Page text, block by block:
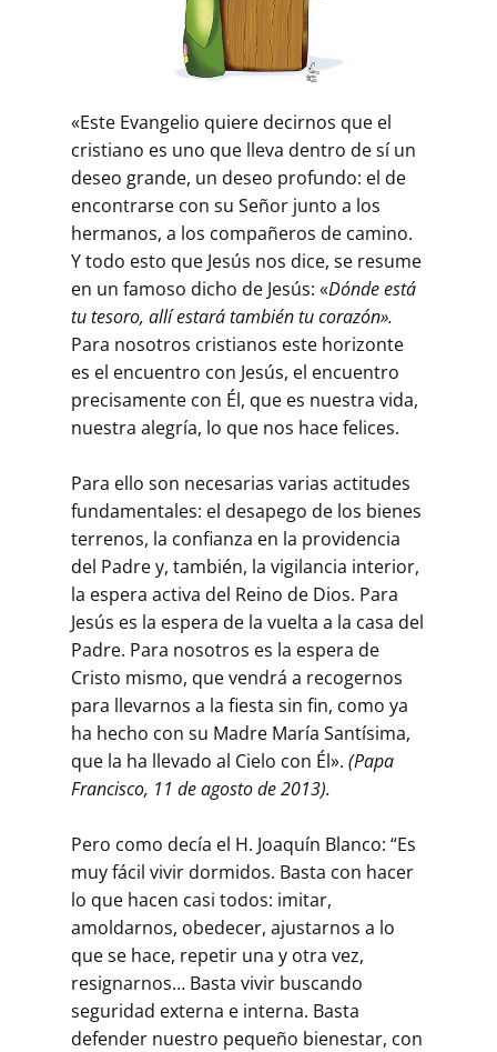
«Este Evangelio quiere decirnos que el
cristiano es uno que lleva dentro de sí un
deseo grande, un deseo profundo: el de
encontrarse con su Señor junto a los
hermanos, a los compañeros de camino.
Y todo esto que Jesús nos dice, se resume
en un famoso dicho de Jesús: «Dónde está
tu tesoro, allí estará también tu corazón».
Para nosotros cristianos este horizonte
es el encuentro con Jesús, el encuentro
precisamente con Él, que es nuestra vida,
nuestra alegría, lo que nos hace felices.
Para ello son necesarias varias actitudes
fundamentales: el desapego de los bienes
terrenos, la confianza en la providencia
del Padre y, también, la vigilancia interior,
la espera activa del Reino de Dios. Para
Jesús es la espera de la vuelta a la casa del
Padre. Para nosotros es la espera de
Cristo mismo, que vendrá a recogernos
para llevarnos a la fiesta sin fin, como ya
ha hecho con su Madre María Santísima,
que la ha llevado al Cielo con Él». (Papa
Francisco, 11 de agosto de 2013).
Pero como decía el H. Joaquín Blanco: “Es
muy fácil vivir dormidos. Basta con hacer
lo que hacen casi todos: imitar,
amoldarnos, obedecer, ajustarnos a lo
que se hace, repetir una y otra vez,
resignarnos… Basta vivir buscando
seguridad externa e interna. Basta
defender nuestro pequeño bienestar, con